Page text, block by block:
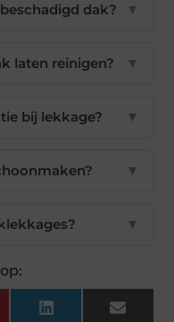
dak? ▼
laten reinigen? ▼
bij lekkage? ▼
▼
▼
LinkedIn Email